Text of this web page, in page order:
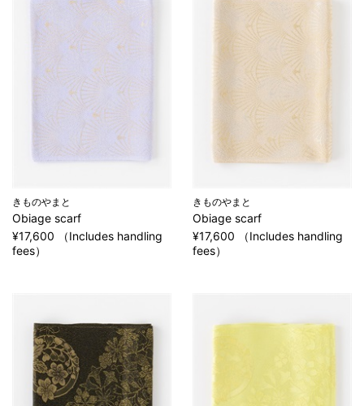
きものやまと
Obiage scarf
¥17,600 （Includes handling
fees）
きものやまと
Obiage scarf
¥17,600 （Includes handling
fees）